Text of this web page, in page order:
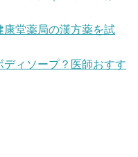
康堂薬局の漢方薬を試
ィソープ？医師おすす